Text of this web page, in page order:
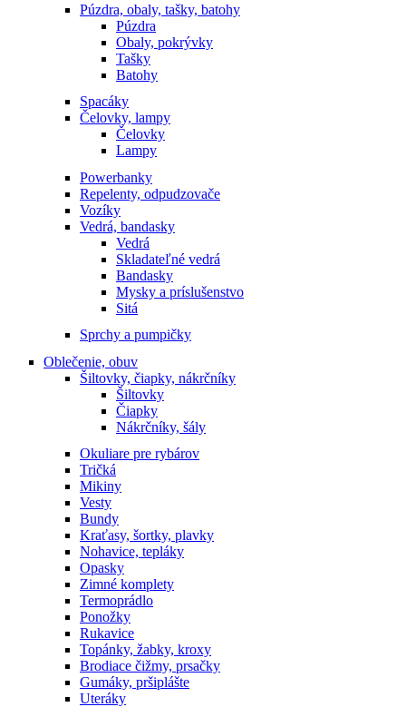
Púzdra, obaly, tašky, batohy
Púzdra
Obaly, pokrývky
Tašky
Batohy
Spacáky
Čelovky, lampy
Čelovky
Lampy
Powerbanky
Repelenty, odpudzovače
Vozíky
Vedrá, bandasky
Vedrá
Skladateľné vedrá
Bandasky
Mysky a príslušenstvo
Sitá
Sprchy a pumpičky
Oblečenie, obuv
Šiltovky, čiapky, nákrčníky
Šiltovky
Čiapky
Nákrčníky, šály
Okuliare pre rybárov
Tričká
Mikiny
Vesty
Bundy
Kraťasy, šortky, plavky
Nohavice, tepláky
Opasky
Zimné komplety
Termoprádlo
Ponožky
Rukavice
Topánky, žabky, kroxy
Brodiace čižmy, prsačky
Gumáky, pršiplášte
Uteráky